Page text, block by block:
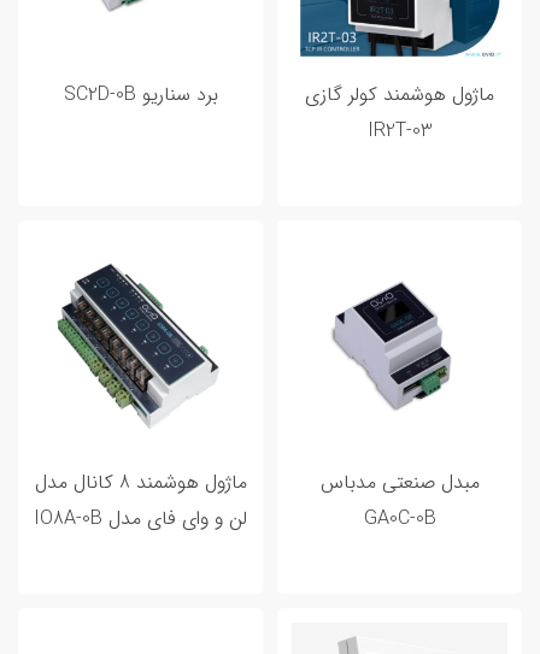
ماژول هوشمند کولر گازی
IR2T-03
برد سناریو SC2D-0B
مبدل صنعتی مدباس
GA0C-0B
ماژول هوشمند 8 کانال مدل
لن و وای فای مدل IO8A-0B
ورودی خروجی هوشمند
مطالب پر بازدید